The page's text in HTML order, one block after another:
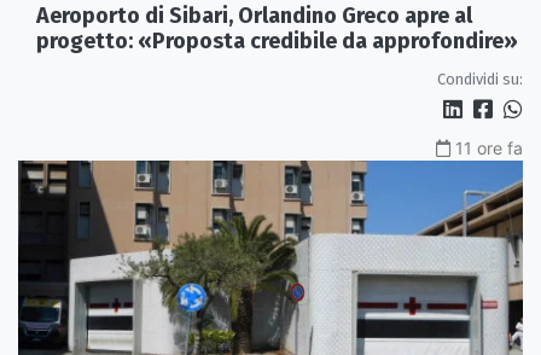
Aeroporto di Sibari, Orlandino Greco apre al
progetto: «Proposta credibile da approfondire»
Condividi su:
11 ore fa